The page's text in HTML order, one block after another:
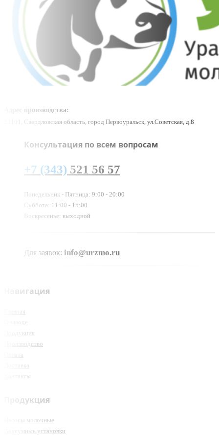
Адрес производства:
23101, Свердловская область, город Первоуральск, ул.Советская, д.8
Консультация по всем вопросам
+7 (343) 521 56 57
Понедельник - Пятница: 9:00 - 20:00
Суббота: 11:00 - 15:00
Воскресенье: выходной
Для заявок: info@urzmo.ru
Навигация
Главная
О заводе
Продукция
Производство
Доставка
Контакты
Продукция
Насосы молочные
Вакуумные установки